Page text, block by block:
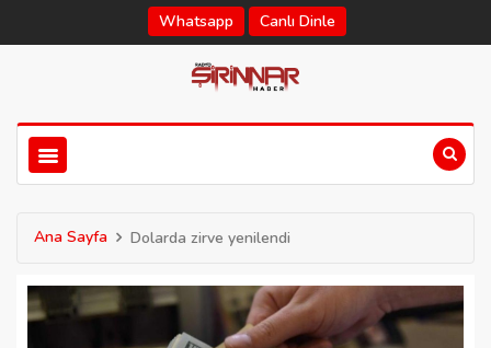
Whatsapp Canlı Dinle
Ana Sayfa Dolarda zirve yenilendi